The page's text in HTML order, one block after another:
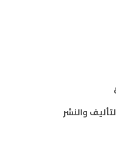
والنشر